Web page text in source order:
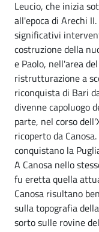
Leucio, che inizia
all'epoca di Arechi
significativi
costruzione della
e Paolo, nell'area
ristrutturazione a
riconquista di Bari
divenne capoluogo
parte, nel corso
ricoperto da
conquistano la
A Canosa nello
fu eretta quella
Canosa risultano
sulla topografia
sorto sulle rovine